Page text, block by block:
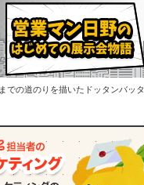
での道のりを描いたドッタンバッタ